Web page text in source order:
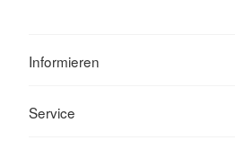
Informieren
Service